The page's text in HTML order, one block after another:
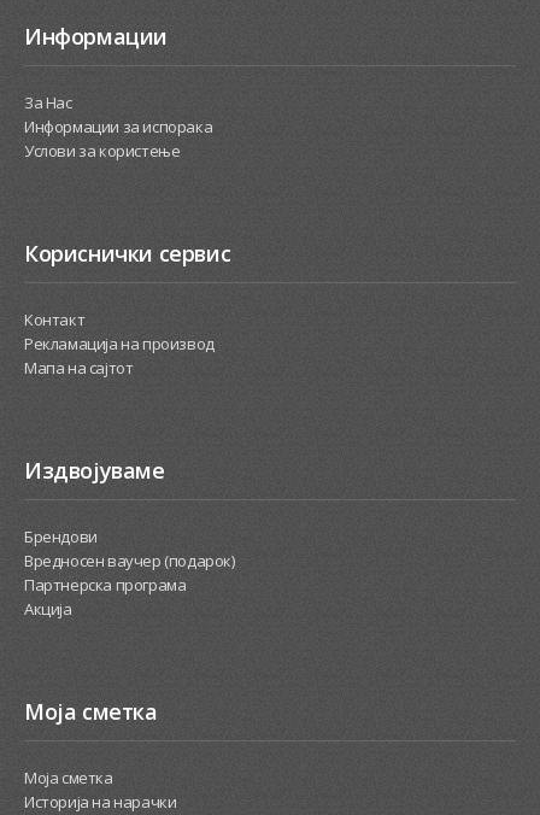
Информации
За Нас
Информации за испорака
Услови за користење
Кориснички сервис
Контакт
Рекламација на производ
Мапа на сајтот
Издвојуваме
Брендови
Вредносен ваучер (подарок)
Партнерска програма
Акција
Моја сметка
Моја сметка
Историја на нарачки